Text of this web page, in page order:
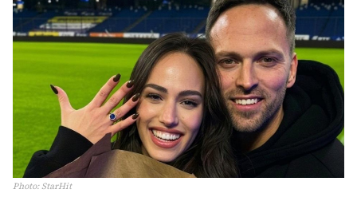
Photo:StarHit